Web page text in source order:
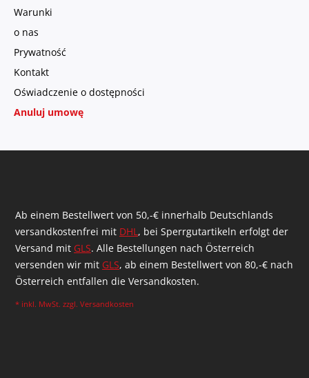
Warunki
o nas
Prywatność
Kontakt
Oświadczenie o dostępności
Anuluj umowę
Ab einem Bestellwert von 50,-€ innerhalb Deutschlands
versandkostenfrei mit DHL, bei Sperrgutartikeln erfolgt der
Versand mit GLS. Alle Bestellungen nach Österreich
versenden wir mit GLS, ab einem Bestellwert von 80,-€ nach
Österreich entfallen die Versandkosten.
* inkl. MwSt. zzgl. Versandkosten